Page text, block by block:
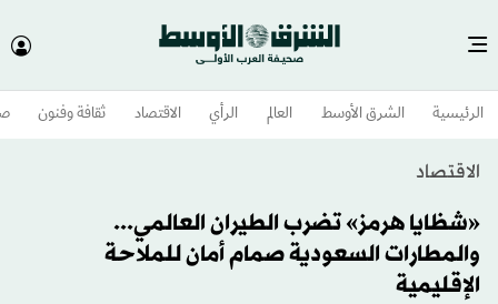
الرئيسية الشرق الأوسط​ العالم الرأي الاقتصاد ثقافة وفنون
الاقتصاد
«شظايا هرمز» تضرب الطيران العالمي...
والمطارات السعودية صمام أمان للملاحة
الإقليمية